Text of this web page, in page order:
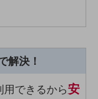
解決！
用できるから安